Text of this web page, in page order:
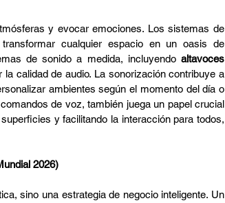
cualquier espacio en un oasis de
de sonido a medida, incluyendo altavoces
calidad de audio. La sonorización contribuye a
ambientes según el momento del día o
de voz, también juega un papel crucial
y facilitando la interacción para todos,
2026)
sino una estrategia de negocio inteligente. Un